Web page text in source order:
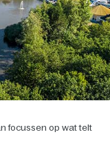
focussen op wat telt